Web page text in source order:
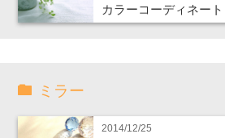
カラーコーディネート
ミラー
2014/12/25